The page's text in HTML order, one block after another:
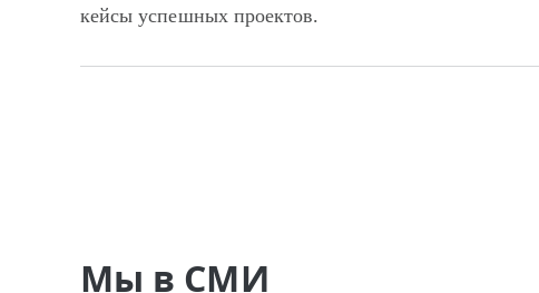
кейсы успешных проектов.
Мы в СМИ